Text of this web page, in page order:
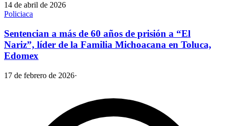
14 de abril de 2026
Policiaca
Sentencian a más de 60 años de prisión a “El
Nariz”, líder de la Familia Michoacana en Toluca,
Edomex
17 de febrero de 2026·